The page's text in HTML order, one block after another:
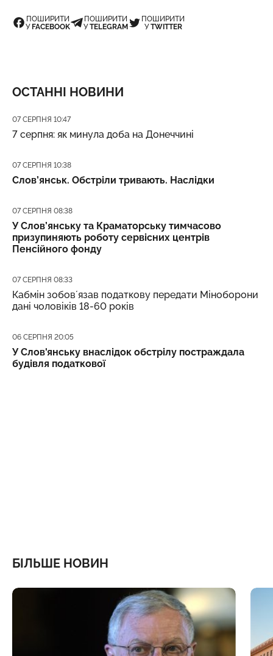
ПОШИРИТИ
У FACEBOOK
ПОШИРИТИ
УTELEGRAM
ПОШИРИТИ
УTWITTER
ОСТАННІ НОВИНИ
Дата публікації
07 СЕРПНЯ 10:47
7 серпня: як минула доба на Донеччині
Дата публікації
07 СЕРПНЯ 10:38
Слов’янськ. Обстріли тривають. Наслідки
Дата публікації
07 СЕРПНЯ 08:38
У Слов’янську та Краматорську тимчасово
призупиняють роботу сервісних центрів
Пенсійного фонду
Дата публікації
07 СЕРПНЯ 08:33
Кабмін зобовʼязав податкову передати Міноборони
дані чоловіків 18-60 років
Дата публікації
06 СЕРПНЯ 20:05
У Слов'янську внаслідок обстрілу постраждала
будівля податкової
БІЛЬШЕ НОВИН